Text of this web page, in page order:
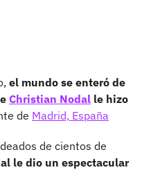
el mundo se enteró de
Christian Nodal le hizo
de Madrid, España
de cientos de
le dio un espectacular